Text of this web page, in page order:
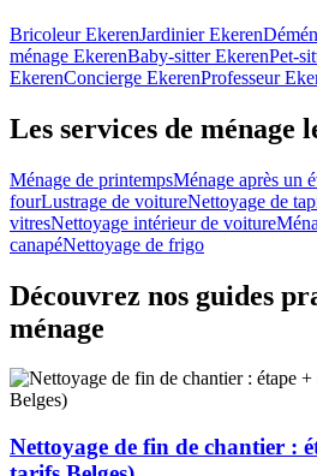
Bricoleur EkerenJardinier Ekeren
ménage EkerenBaby-sitter EkerenPet-
EkerenConcierge EkerenProfesseur
Les services de ménage
Ménage de printempsMénage après un
fourLustrage de voitureNettoyage de
vitresNettoyage intérieur de voiture
canapéNettoyage de frigo
Découvrez nos guides
ménage
Nettoyage de fin de chantier :